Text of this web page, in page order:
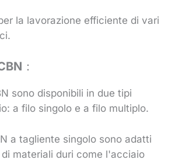
la lavorazione efficiente di vari
：
sono disponibili in due tipi
a filo singolo e a filo multiplo.
a tagliente singolo sono adatti
materiali duri come l'acciaio